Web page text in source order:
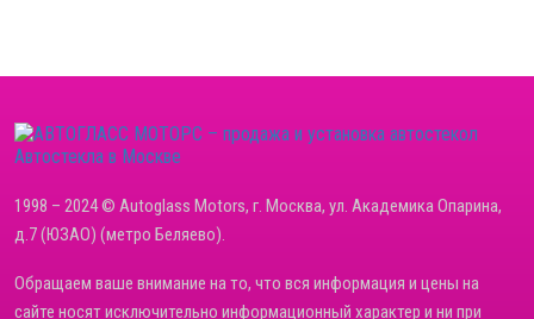
Автостекла в Москве
1998 – 2024 © Autoglass Motors, г. Москва, ул. Академика Опарина,
д.7 (ЮЗАО) (метро Беляево).
Обращаем ваше внимание на то, что вся информация и цены на
сайте носят исключительно информационный характер и ни при